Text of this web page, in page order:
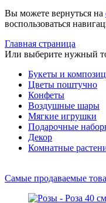
Вы можете вернуться на
воспользоваться
Главная страница
Или выберите нужный
Букеты и
Цветы поштучно
Конфеты
Воздушные шары
Мягкие игрушки
Подарочные
Декор
Комнатные
Самые продаваемые